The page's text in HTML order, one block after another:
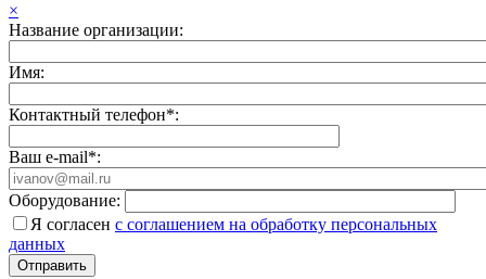
×
Название организации:
Имя:
Контактный телефон*:
Ваш e-mail*:
Оборудование:
Я согласен с соглашением на обработку персональных
данных